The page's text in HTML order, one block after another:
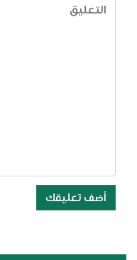
أضف تعليقك